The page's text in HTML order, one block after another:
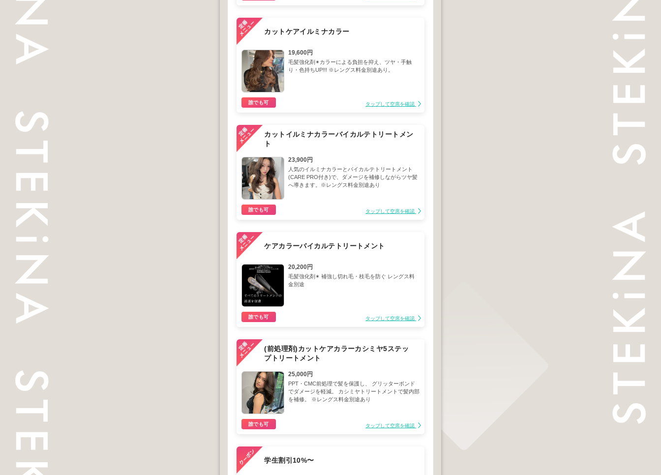
カットケアイルミナカラー
19,600円
毛髪強化剤✴︎カラーによる負担を抑え、ツヤ・手触
り・色持ちUP!!! ※レングス料金別途あり。
誰でも可 タップして空席を確認
カットイルミナカラーバイカルテトリートメン
ト
23,900円
人気のイルミナカラーとバイカルテトリートメント
(CARE PRO付き)で、ダメージを補修しながらツヤ髪
へ導きます。※レングス料金別途あり
誰でも可 タップして空席を確認
ケアカラーバイカルテトリートメント
20,200円
毛髪強化剤✴︎ 補強し切れ毛・枝毛を防ぐ レングス料
金別途
誰でも可 タップして空席を確認
(前処理剤)カットケアカラーカシミヤ5ステッ
プトリートメント
25,000円
PPT・CMC前処理で髪を保護し、 グリッターボンド
でダメージを軽減。 カシミヤトリートメントで髪内部
を補修。 ※レングス料金別途あり
誰でも可 タップして空席を確認
学生割引10%〜